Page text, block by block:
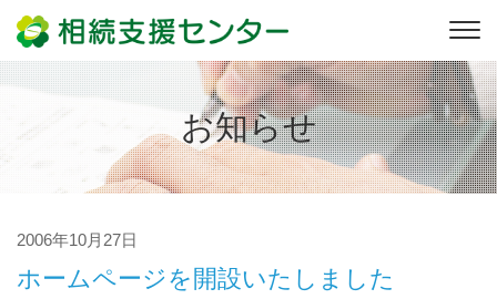
お知らせ
2006年10月27日
ホームページを開設いたしました